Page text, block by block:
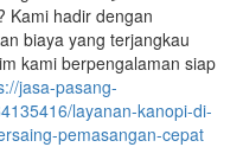
Kami hadir dengan
biaya yang terjangkau
kami berpengalaman siap
jasa-pasang-
layanan-kanopi-di-
pemasangan-cepat